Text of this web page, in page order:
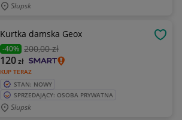
Słupsk
Kurtka damska Geox
-40% 200,00 zł
KUP TERAZ
120zł
STAN: NOWY
SPRZEDAJĄCY: OSOBA PRYWATNA
Słupsk